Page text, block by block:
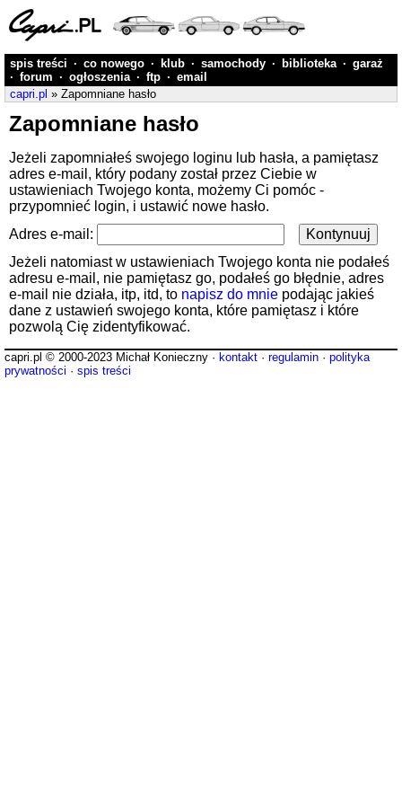
spis treści · co nowego · klub · samochody · biblioteka · garaż
· forum · ogłoszenia · ftp · email
capri.pl » Zapomniane hasło
Zapomniane hasło
Jeżeli zapomniałeś swojego loginu lub hasła, a pamiętasz
adres e-mail, który podany został przez Ciebie w
ustawieniach Twojego konta, możemy Ci pomóc -
przypomnieć login, i ustawić nowe hasło.
Adres e-mail:
Jeżeli natomiast w ustawieniach Twojego konta nie podałeś
adresu e-mail, nie pamiętasz go, podałeś go błędnie, adres
e-mail nie działa, itp, itd, to napisz do mnie podając jakieś
dane z ustawień swojego konta, które pamiętasz i które
pozwolą Cię zidentyfikować.
capri.pl © 2000-2023 Michał Konieczny · kontakt · regulamin · polityka
prywatności · spis treści